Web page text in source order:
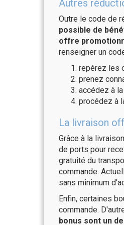
Autres
Outre le code de
possible de
offre
renseigner un
repérez les
prenez
accédez à
procédez à
La livraison
Grâce à la
de ports pour
gratuité du
commande.
sans minimum
Enfin, certaines
commande.
bonus sont un